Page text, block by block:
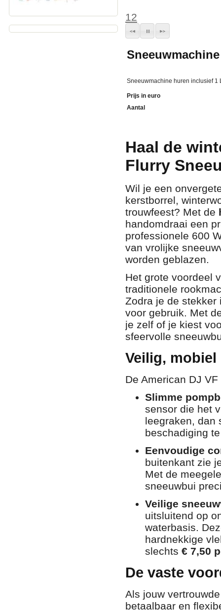
12
Sneeuwmachine huren inclusief 1
Prijs in euro
Aantal
Haal de
Flurry
Wil je een
kerstborrel,
trouwfeest? Met de
handomdraai een
professionele 600
van vrolijke
worden geblazen.
Het grote voordeel
traditionele
Zodra je de stekker
voor gebruik. Met
je zelf of je kiest
sfeervolle
Veilig,
De American DJ
Slimme
sensor die het
leegraken, dan
beschadiging
Eenvoudige
buitenkant zie
Met de
sneeuwbui
Veilige
uitsluitend op
waterbasis.
hardnekkige
slechts € 7,50
De vaste
Als jouw
betaalbaar en